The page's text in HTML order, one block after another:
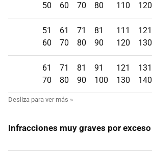
50
60
70
80
110
120
51
60
61
70
71
80
81
90
111
120
121
130
61
70
71
80
81
90
91
100
121
130
131
140
Infracciones muy graves por